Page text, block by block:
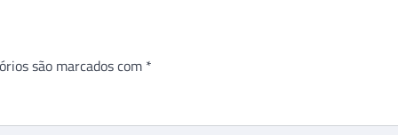
são marcados com *